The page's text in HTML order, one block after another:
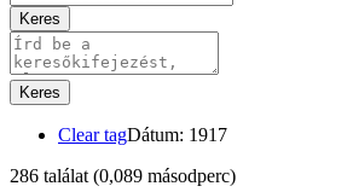
Keres
Keres
Clear tagDátum: 1917
286 találat (0,089 másodperc)